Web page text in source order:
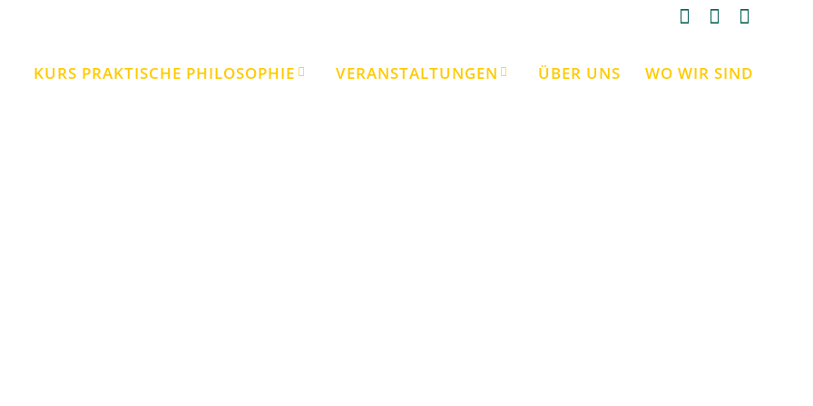
KURS PRAKTISCHE PHILOSOPHIE VERANSTALTUNGEN ÜBER UNS WO WIR SIND